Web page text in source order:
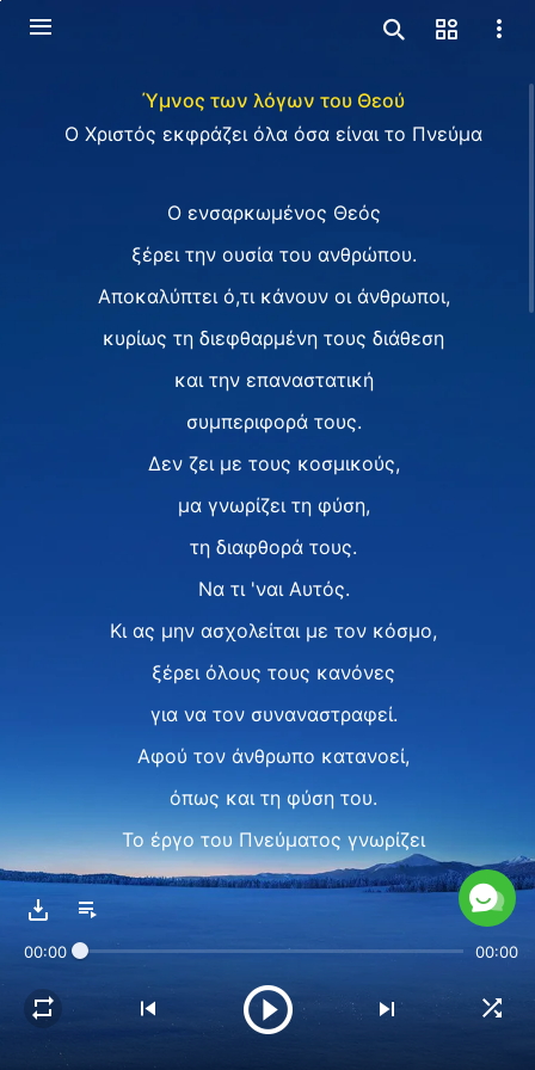
Ύμνος των λόγων του Θεού
Ο Χριστός εκφράζει όλα όσα είναι το Πνεύμα
Ο ενσαρκωμένος Θεός
ξέρει την ουσία του ανθρώπου.
Αποκαλύπτει ό,τι κάνουν οι άνθρωποι,
κυρίως τη διεφθαρμένη τους διάθεση
και την επαναστατική
συμπεριφορά τους.
Δεν ζει με τους κοσμικούς,
μα γνωρίζει τη φύση,
τη διαφθορά τους.
Να τι 'ναι Αυτός.
Κι ας μην ασχολείται με τον κόσμο,
ξέρει όλους τους κανόνες
για να τον συναναστραφεί.
Αφού τον άνθρωπο κατανοεί,
όπως και τη φύση του.
Το έργο του Πνεύματος γνωρίζει
του παρόντος και του παρελθόντος,
και που τα αυτιά τους
00:00 00:00